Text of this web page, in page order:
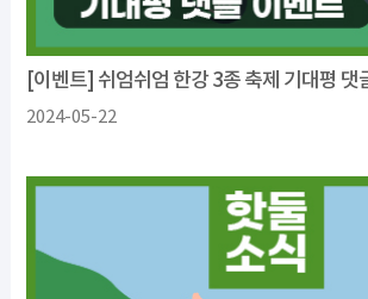
[이벤트] 쉬엄쉬엄 한강 3종 축제 기대평 댓
2024-05-22